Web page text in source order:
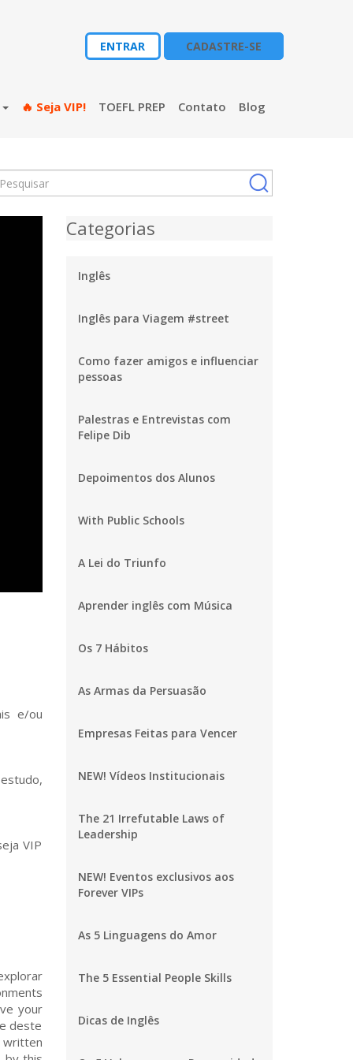
ENTRAR CADASTRE-SE
🔥 Seja VIP! TOEFL PREP Contato Blog
e/ou
VIP
movements. (para nossos movimentos) Ok I know. (ok eu sei) We're going to exercise (nós vamos exercitar) as if we're going to take something (como se nós estivéssemos pegando algo) from the ground. (do chão) We're going to do (nós vamos fazer) this movement here. (este movimento aqui) If you can, please (se você puder, por favor) touch the ground. (toque o chão) As if we were (como se nós estivéssemos) picking something (pegando algo) from the ground. (do chão) You open your hand (você abre sua mão) you grab it (você pega) you close yo
Categorias
Inglês
Inglês para Viagem #street
Como fazer amigos e influenciar
pessoas
Palestras e Entrevistas com
Felipe Dib
Depoimentos dos Alunos
With Public Schools
A Lei do Triunfo
Aprender inglês com Música
Os 7 Hábitos
As Armas da Persuasão
Empresas Feitas para Vencer
NEW! Vídeos Institucionais
The 21 Irrefutable Laws of
Leadership
NEW! Eventos exclusivos aos
Forever VIPs
As 5 Linguagens do Amor
The 5 Essential People Skills
Dicas de Inglês